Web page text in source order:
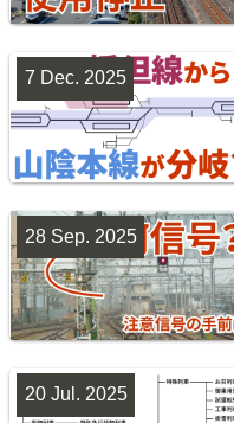
配線略図で辿る首
楽天市場 書泉
7 Dec. 2025
28 Sep. 2025
20 Jul. 2025